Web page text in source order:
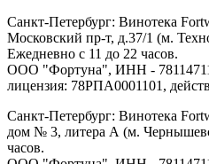
Санкт-Петербург: Винотека
Московский пр-т, д.37/1 (м.
Ежедневно с 11 до 22 часов.
ООО "Фортуна", ИНН -
лицензия: 78РПА0001101,
Санкт-Петербург: Винотека
дом № 3, литера А (м.
часов.